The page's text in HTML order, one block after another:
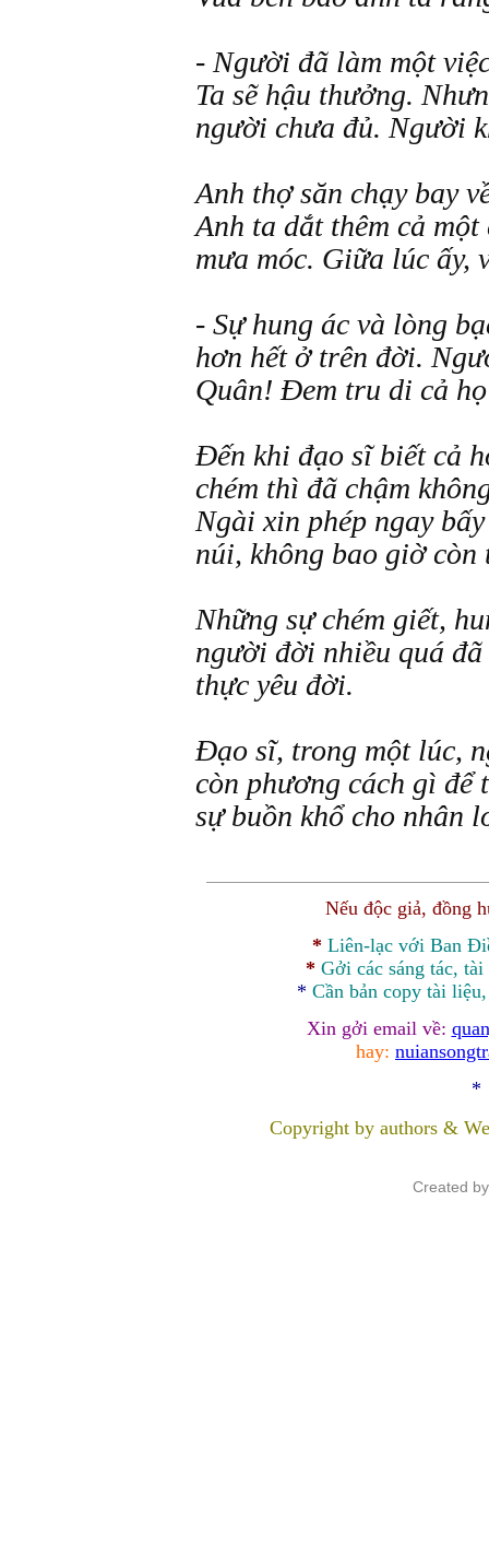
- Người đã làm một
Ta sẽ hậu thưởng.
người chưa đủ. Người
Anh thợ săn chạy bay
Anh ta dắt thêm cả
mưa móc. Giữa lúc ấy,
- Sự hung ác và lòng
hơn hết ở trên đời.
Quân! Đem tru di cả
Đến khi đạo sĩ biết cả
chém thì đã chậm
Ngài xin phép ngay
núi, không bao giờ
Những sự chém giết,
người đời nhiều quá
thực yêu đời.
Đạo sĩ, trong một lúc,
còn phương cách gì để
sự buồn khổ cho nhân
Nếu độc giả, đồng
* Liên-lạc với Ban
* Gởi các sáng tác,
* Cần bản copy tài
Xin gởi email về:
hay:
*
Copyright by authors &
Created